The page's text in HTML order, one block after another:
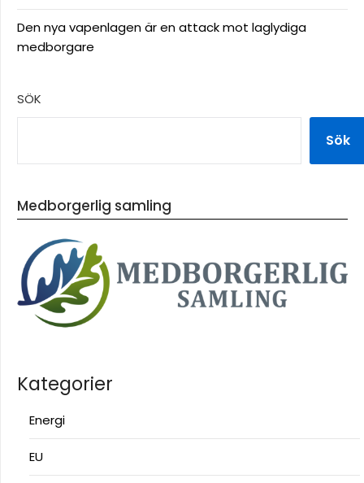
Den nya vapenlagen är en attack mot laglydiga
medborgare
SÖK
Sök
Medborgerlig samling
Kategorier
Energi
EU